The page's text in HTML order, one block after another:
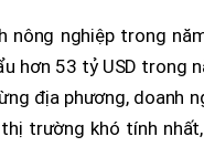
nông nghiệp trong
hơn 53 tỷ USD trong
địa phương, doanh
trường khó tính